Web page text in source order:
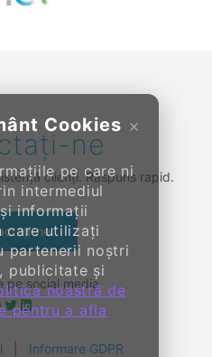
×
Cookies
pe care ni
intermediul
informații
care utilizați
partenerii noștri
publicitate și
noastră de
pentru a afla
ne
clienți. Răspuns rapid.
ne
pe social media
Informare GDPR